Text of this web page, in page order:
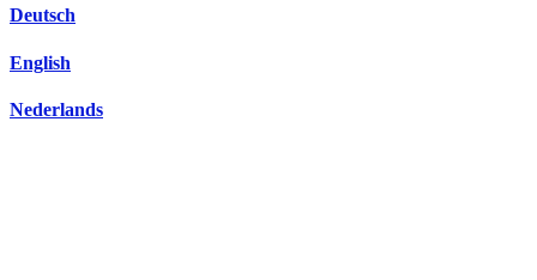
Deutsch
English
Nederlands